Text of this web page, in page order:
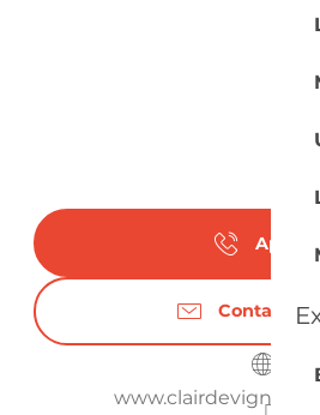
Appeler
www.clairdevigne-